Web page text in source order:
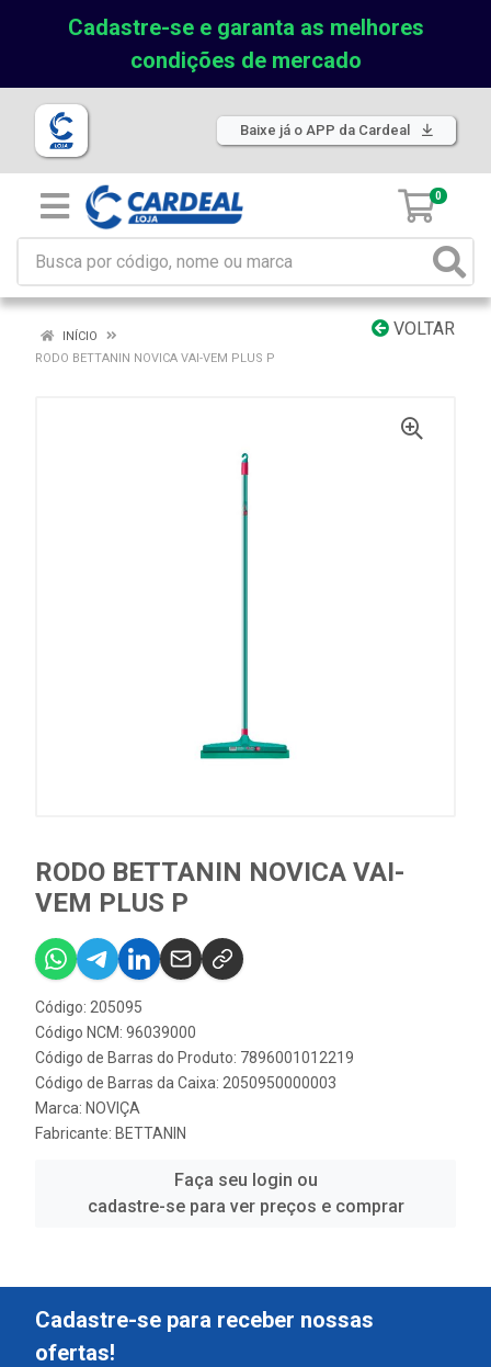
Cadastre-se e garanta as melhores
condições de mercado
Baixe já o APP da Cardeal
0
VOLTAR
INÍCIO
RODO BETTANIN NOVICA VAI-VEM PLUS P
RODO BETTANIN NOVICA VAI-
VEM PLUS P
Código: 205095
Código NCM: 96039000
Código de Barras do Produto: 7896001012219
Código de Barras da Caixa: 2050950000003
Marca: NOVIÇA
Fabricante: BETTANIN
Faça seu login ou
cadastre-se para ver preços e comprar
Cadastre-se para receber nossas
ofertas!